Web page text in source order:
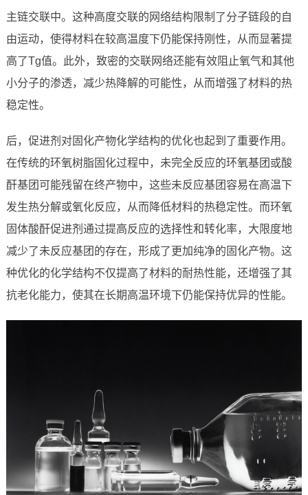
主链交联中。这种高度交联的网络结构限制了分子链段的自
由运动，使得材料在较高温度下仍能保持刚性，从而显著提
高了Tg值。此外，致密的交联网络还能有效阻止氧气和其他
小分子的渗透，减少热降解的可能性，从而增强了材料的热
稳定性。
后，促进剂对固化产物化学结构的优化也起到了重要作用。
在传统的环氧树脂固化过程中，未完全反应的环氧基团或酸
酐基团可能残留在终产物中，这些未反应基团容易在高温下
发生热分解或氧化反应，从而降低材料的热稳定性。而环氧
固体酸酐促进剂通过提高反应的选择性和转化率，大限度地
减少了未反应基团的存在，形成了更加纯净的固化产物。这
种优化的化学结构不仅提高了材料的耐热性能，还增强了其
抗老化能力，使其在长期高温环境下仍能保持优异的性能。